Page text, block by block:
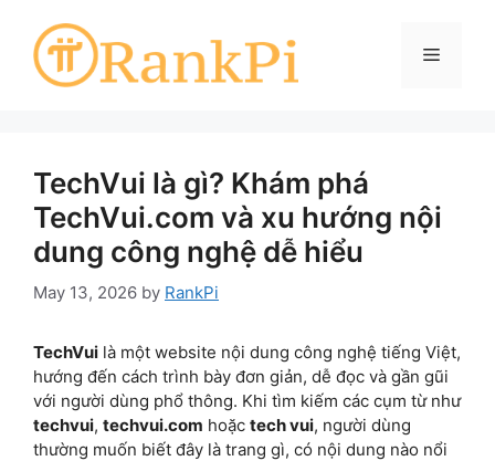
content
Menu
TechVui là gì? Khám phá
TechVui.com và xu hướng nội
dung công nghệ dễ hiểu
May 13, 2026 by RankPi
TechVui là một website nội dung công nghệ tiếng Việt,
hướng đến cách trình bày đơn giản, dễ đọc và gần gũi
với người dùng phổ thông. Khi tìm kiếm các cụm từ như
techvui, techvui.com hoặc tech vui, người dùng
thường muốn biết đây là trang gì, có nội dung nào nổi